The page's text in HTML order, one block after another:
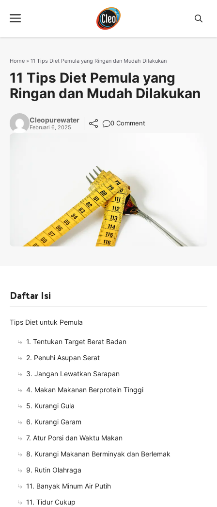
Menu
Home » 11 Tips Diet Pemula yang Ringan dan Mudah Dilakukan
11 Tips Diet Pemula yang
Ringan dan Mudah Dilakukan
Cleopurewater
Februari 6, 2025
0 Comment
Daftar Isi
Tips Diet untuk Pemula
1. Tentukan Target Berat Badan
2. Penuhi Asupan Serat
3. Jangan Lewatkan Sarapan
4. Makan Makanan Berprotein Tinggi
5. Kurangi Gula
6. Kurangi Garam
7. Atur Porsi dan Waktu Makan
8. Kurangi Makanan Berminyak dan Berlemak
9. Rutin Olahraga
11. Banyak Minum Air Putih
11. Tidur Cukup